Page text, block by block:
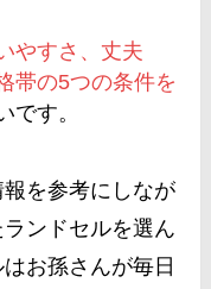
やすさ、丈夫
帯の5つの条件を
です​​。
を参考にしなが
ンドセルを選ん
お孫さんが毎日